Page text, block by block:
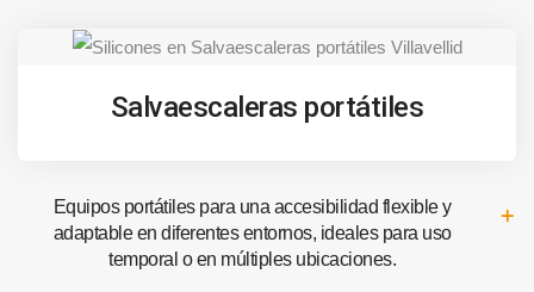
Salvaescaleras portátiles
Equipos portátiles para una accesibilidad flexible y
adaptable en diferentes entornos, ideales para uso
temporal o en múltiples ubicaciones.